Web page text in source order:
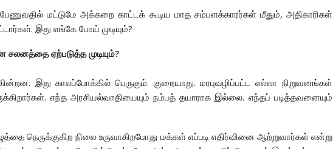
மட்டுமே அக்கறை காட்டக் கூடிய மாத சம்பளக்காரர்கள் மீதும், அதிகாரிகள்
இது எங்கே போய் முடியும்?
ஏற்படுத்த முடியும்?
இது காலப்போக்கில் பெருகும். குறையாது. மரபுவழிப்பட்ட எல்லா நிறுவனங்கள்
எந்த அரசியல்வாதியையும் நம்பத் தயாராக இல்லை. எந்தப் படித்தவனையும்
நெருக்குகிற நிலை உருவாகிறபோது மக்கள் எப்படி எதிர்வினை ஆற்றுவார்கள் என்று